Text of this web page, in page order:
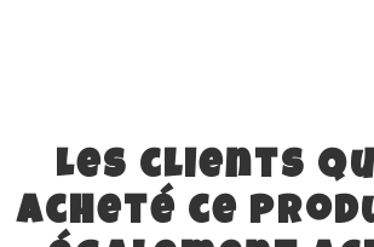
Les clients
acheté ce